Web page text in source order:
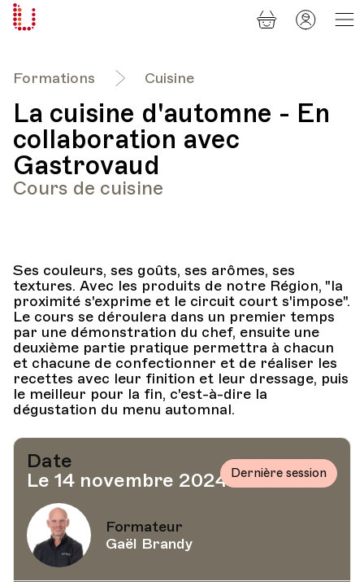
Formations Cuisine
La cuisine d'automne - En
collaboration avec
Gastrovaud
Cours de cuisine
Ses couleurs, ses goûts, ses arômes, ses
textures. Avec les produits de notre Région, "la
proximité s'exprime et le circuit court s'impose".
Le cours se déroulera dans un premier temps
par une démonstration du chef, ensuite une
deuxième partie pratique permettra à chacun
et chacune de confectionner et de réaliser les
recettes avec leur finition et leur dressage, puis
le meilleur pour la fin, c'est-à-dire la
dégustation du menu automnal.
Date
Le 14 novembre 2024 Dernière session
Formateur
Gaël Brandy
Panier
Mon